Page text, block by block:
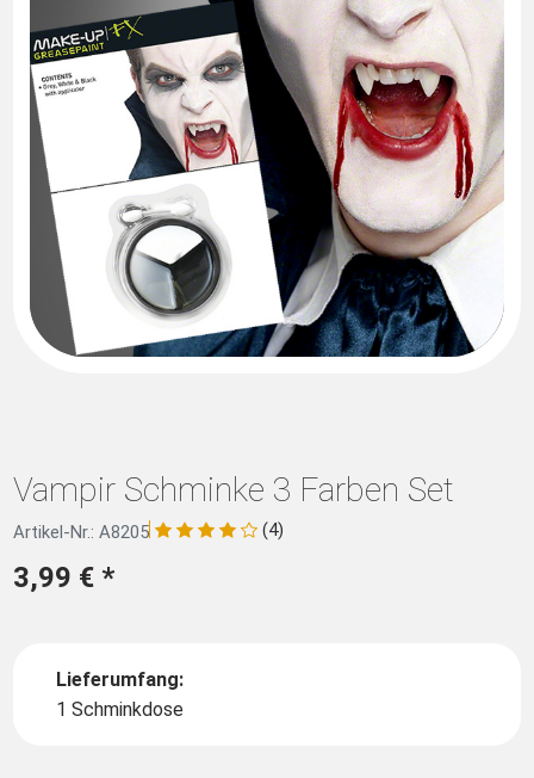
Vampir Schminke 3 Farben Set
Artikel-Nr.: A8205 (4)
3,99 € *
Lieferumfang:
1 Schminkdose